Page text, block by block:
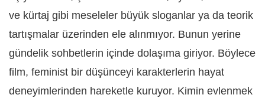
ve kürtaj gibi meseleler büyük sloganlar ya da teorik
tartışmalar üzerinden ele alınmıyor. Bunun yerine
gündelik sohbetlerin içinde dolaşıma giriyor. Böylece
film, feminist bir düşünceyi karakterlerin hayat
deneyimlerinden hareketle kuruyor. Kimin evlenmek